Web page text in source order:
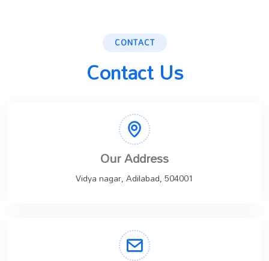
CONTACT
Contact Us
Our Address
Vidya nagar, Adilabad, 504001